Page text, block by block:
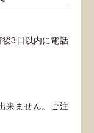
3日以内に電話
来ません。ご注